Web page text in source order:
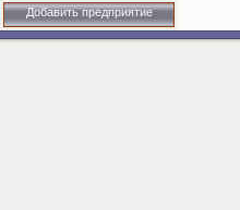
Добавить предприятие